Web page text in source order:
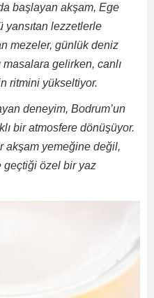
başlayan akşam, Ege
yansıtan lezzetlerle
mezeler, günlük deniz
masalara gelirken, canlı
ritmini yükseltiyor.
deneyim, Bodrum’un
bir atmosfere dönüşüyor.
akşam yemeğine değil,
geçtiği özel bir yaz